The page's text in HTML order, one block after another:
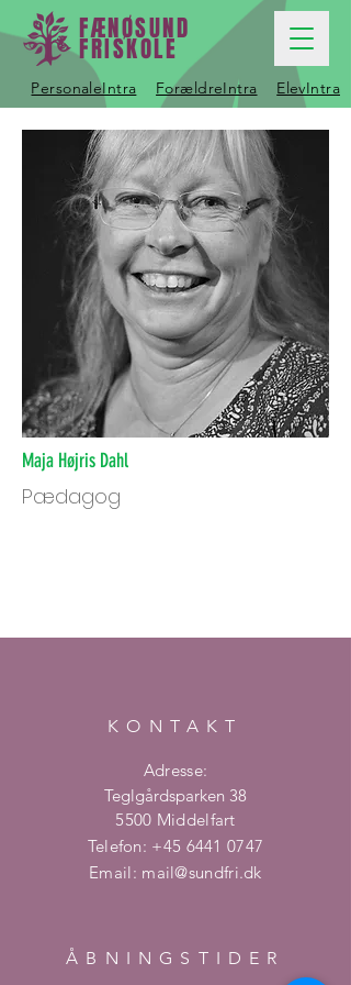
FÆNØSUND
FRISKOLE
PersonaleIntra ForældreIntra ElevIntra
Maja Højris Dahl
Pædagog
KONTAKT
Adresse:
Teglgårdsparken 38
5500 Middelfart
Telefon: +45 6441 0747
Email: mail@sundfri.dk
ÅBNINGSTIDER